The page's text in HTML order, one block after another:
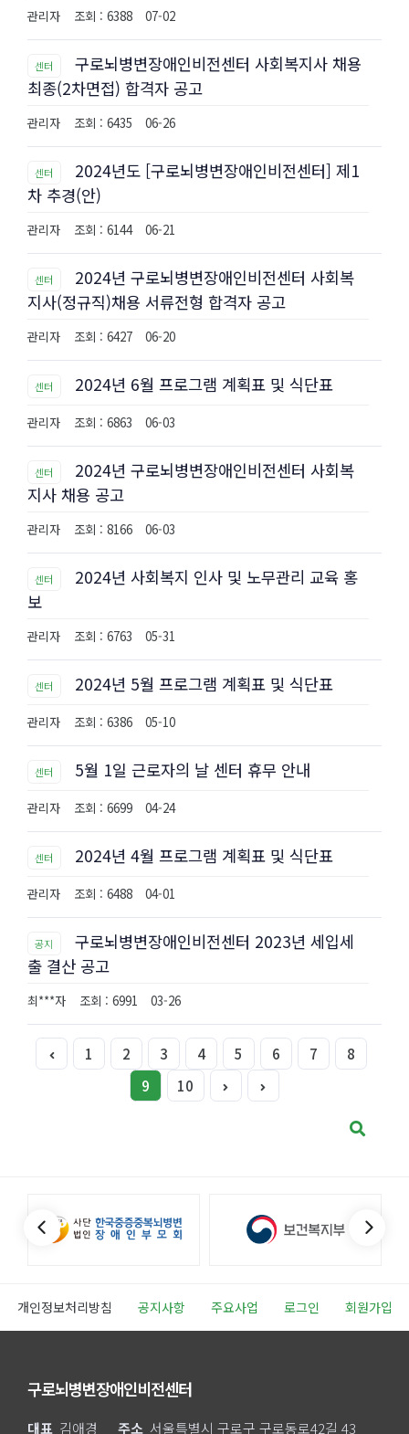
관리자 조회 : 6388 07-02
센터
구로뇌병변장애인비전센터 사회복지사 채용
최종(2차면접) 합격자 공고
관리자 조회 : 6435 06-26
센터
2024년도 [구로뇌병변장애인비전센터] 제1
차 추경(안)
관리자 조회 : 6144 06-21
센터
2024년 구로뇌병변장애인비전센터 사회복
지사(정규직)채용 서류전형 합격자 공고
관리자 조회 : 6427 06-20
센터 2024년 6월 프로그램 계획표 및 식단표
관리자 조회 : 6863 06-03
센터
2024년 구로뇌병변장애인비전센터 사회복
지사 채용 공고
관리자 조회 : 8166 06-03
센터
2024년 사회복지 인사 및 노무관리 교육 홍
보
관리자 조회 : 6763 05-31
센터 2024년 5월 프로그램 계획표 및 식단표
관리자 조회 : 6386 05-10
센터 5월 1일 근로자의 날 센터 휴무 안내
관리자 조회 : 6699 04-24
센터 2024년 4월 프로그램 계획표 및 식단표
관리자 조회 : 6488 04-01
공지
구로뇌병변장애인비전센터 2023년 세입세
출 결산 공고
최***자 조회 : 6991 03-26
1 2 3 4 5 6 7
8
9
10
개인정보처리방침 공지사항 주요사업 로그인 회원가입
구로뇌병변장애인비전센터
대표 김애경 주소 서울특별시 구로구 구로동로42길 43